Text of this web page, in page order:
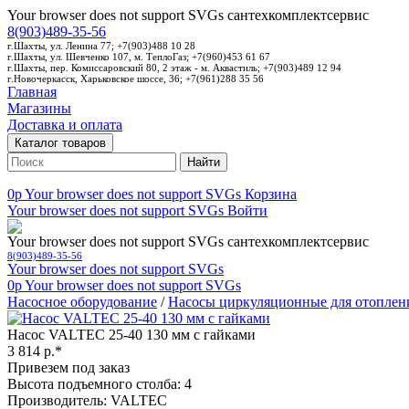
Your browser does not support SVGs сантехкомплектсервис
8(903)489-35-56
г.Шахты, ул. Ленина 77; +7(903)488 10 28
г.Шахты, ул. Шевченко 107, м. ТеплоГаз; +7(960)453 61 67
г.Шахты, пер. Комиссаровский 80, 2 этаж - м. Аквастиль; +7(903)489 12 94
г.Новочеркасск, Харьковское шоссе, 36; +7(961)288 35 56
Главная
Магазины
Доставка и оплата
Каталог товаров
Найти
0pYour browser does not support SVGs Корзина
Your browser does not support SVGs Войти
Your browser does not support SVGs сантехкомплектсервис
8(903)489-35-56
Your browser does not support SVGs
0pYour browser does not support SVGs
Насосное оборудование /Насосы циркуляционные для
Насос VALTEC 25-40 130 мм с гайками
3 814 р.*
Привезем под заказ
Высота подъемного столба: 4
Производитель: VALTEC